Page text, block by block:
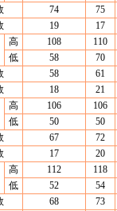
74 75
19 17
高 108 110
低 58 70
58 61
18 21
高 106 106
低 50 50
67 72
17 20
高 112 118
低 52 54
68 73